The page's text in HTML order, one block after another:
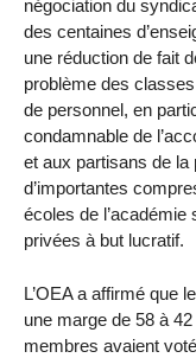
négociation du
des centaines
une réduction de fait
problème des
de personnel, en
condamnable de
et aux partisans de
d’importantes
écoles de
privées à but lucratif.
L’OEA a affirmé que
une marge de 58 à
membres avaient